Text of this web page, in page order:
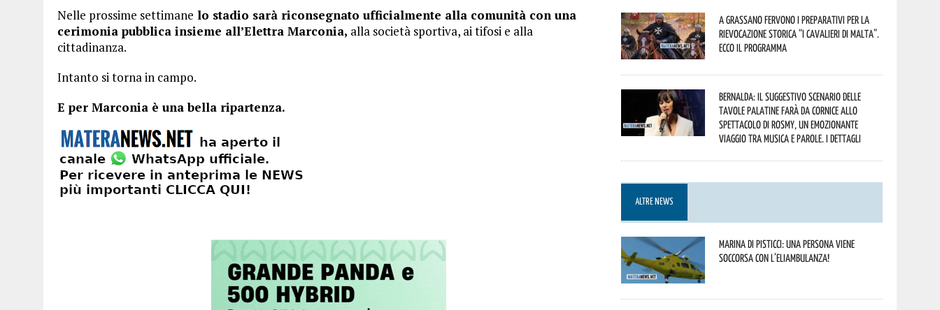
Nelle prossime settimane lo stadio sarà riconsegnato ufficialmente alla comunità con una
cerimonia pubblica insieme all’Elettra Marconia, alla società sportiva, ai tifosi e alla
cittadinanza.
Intanto si torna in campo.
E per Marconia è una bella ripartenza.
A Grassano fervono i preparativi per la
Rievocazione Storica “I CAVALIERI DI MALTA”.
Ecco il programma
Bernalda: il suggestivo scenario delle
Tavole Palatine farà da cornice allo
spettacolo di Rosmy, un emozionante
viaggio tra musica e parole. I dettagli
ALTRE NEWS
Marina di Pisticci: una persona viene
soccorsa con l’eliambulanza!